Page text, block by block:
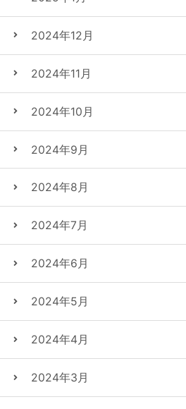
2024年12月
2024年11月
2024年10月
2024年9月
2024年8月
2024年7月
2024年6月
2024年5月
2024年4月
2024年3月